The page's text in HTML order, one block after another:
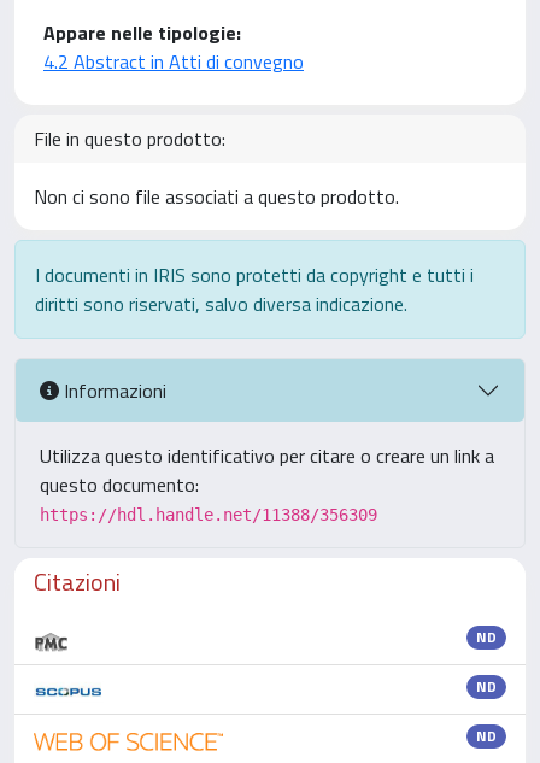
Appare nelle tipologie:
4.2 Abstract in Atti di convegno
File in questo prodotto:
Non ci sono file associati a questo prodotto.
I documenti in IRIS sono protetti da copyright e tutti i
diritti sono riservati, salvo diversa indicazione.
Informazioni
Utilizza questo identificativo per citare o creare un link a
questo documento:
https://hdl.handle.net/11388/356309
Citazioni
ND
ND
ND